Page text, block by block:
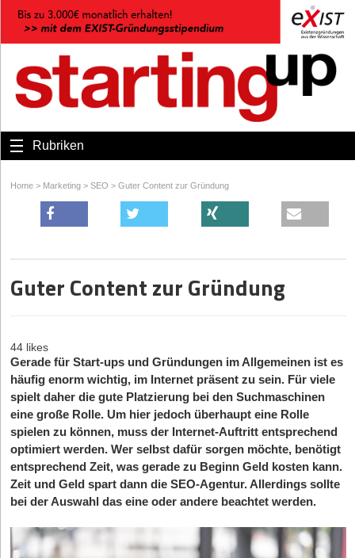
Rubriken
Home > Marketing > SEO > Guter Content zur Gründung
Guter Content zur Gründung
44 likes
Gerade für Start-ups und Gründungen im Allgemeinen ist es
häufig enorm wichtig, im Internet präsent zu sein. Für viele
spielt daher die gute Platzierung bei den Suchmaschinen
eine große Rolle. Um hier jedoch überhaupt eine Rolle
spielen zu können, muss der Internet-Auftritt entsprechend
optimiert werden. Wer selbst dafür sorgen möchte, benötigt
entsprechend Zeit, was gerade zu Beginn Geld kosten kann.
Zeit und Geld spart dann die SEO-Agentur. Allerdings sollte
bei der Auswahl das eine oder andere beachtet werden.